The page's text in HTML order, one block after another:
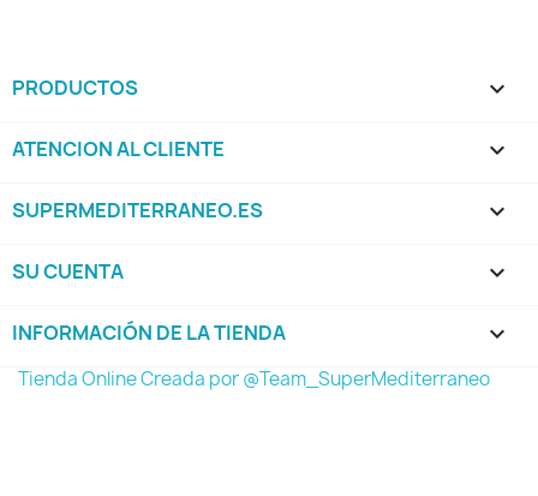
PRODUCTOS 
ATENCION AL CLIENTE 
SUPERMEDITERRANEO.ES 
SU CUENTA 
INFORMACIÓN DE LA TIENDA keyboard_arrow_down
Tienda Online Creada por @Team_SuperMediterraneo